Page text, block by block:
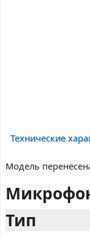
Технические
Модель
Тип